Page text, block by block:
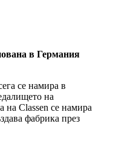
в Германия
се намира в
на
на Classen се намира
фабрика през